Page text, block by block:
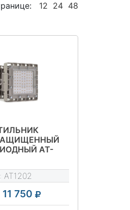
12 24 48
АТ-
IP67-EX
М
AT1202
11 750